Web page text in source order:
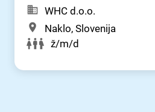
WHC d.o.o.
Naklo, Slovenija
ž/m/d